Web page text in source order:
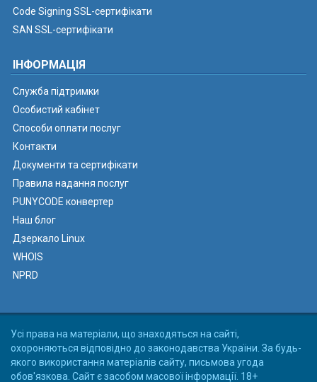
Code Signing SSL-сертифікати
SAN SSL-сертифікати
ІНФОРМАЦІЯ
Служба підтримки
Особистий кабінет
Способи оплати послуг
Контакти
Документи та сертифікати
Правила надання послуг
PUNYCODE конвертер
Наш блог
Дзеркало Linux
WHOIS
NPRD
Усі права на матеріали, що знаходяться на сайті,
охороняються відповідно до законодавства України. За будь-
якого використання матеріалів сайту, письмова угода
обов'язкова. Сайт є засобом масової інформації. 18+